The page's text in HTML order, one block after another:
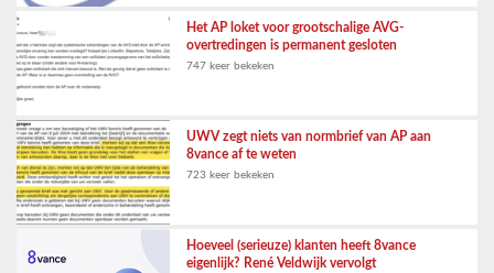
Het AP loket voor grootschalige AVG-
overtredingen is permanent gesloten
747 keer bekeken
UWV zegt niets van normbrief van AP aan
8vance af te weten
723 keer bekeken
Hoeveel (serieuze) klanten heeft 8vance
eigenlijk? René Veldwijk vervolgt